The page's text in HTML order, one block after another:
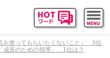
を使ってもらいたくないこと」 3位
成長のための指導」…1位は？